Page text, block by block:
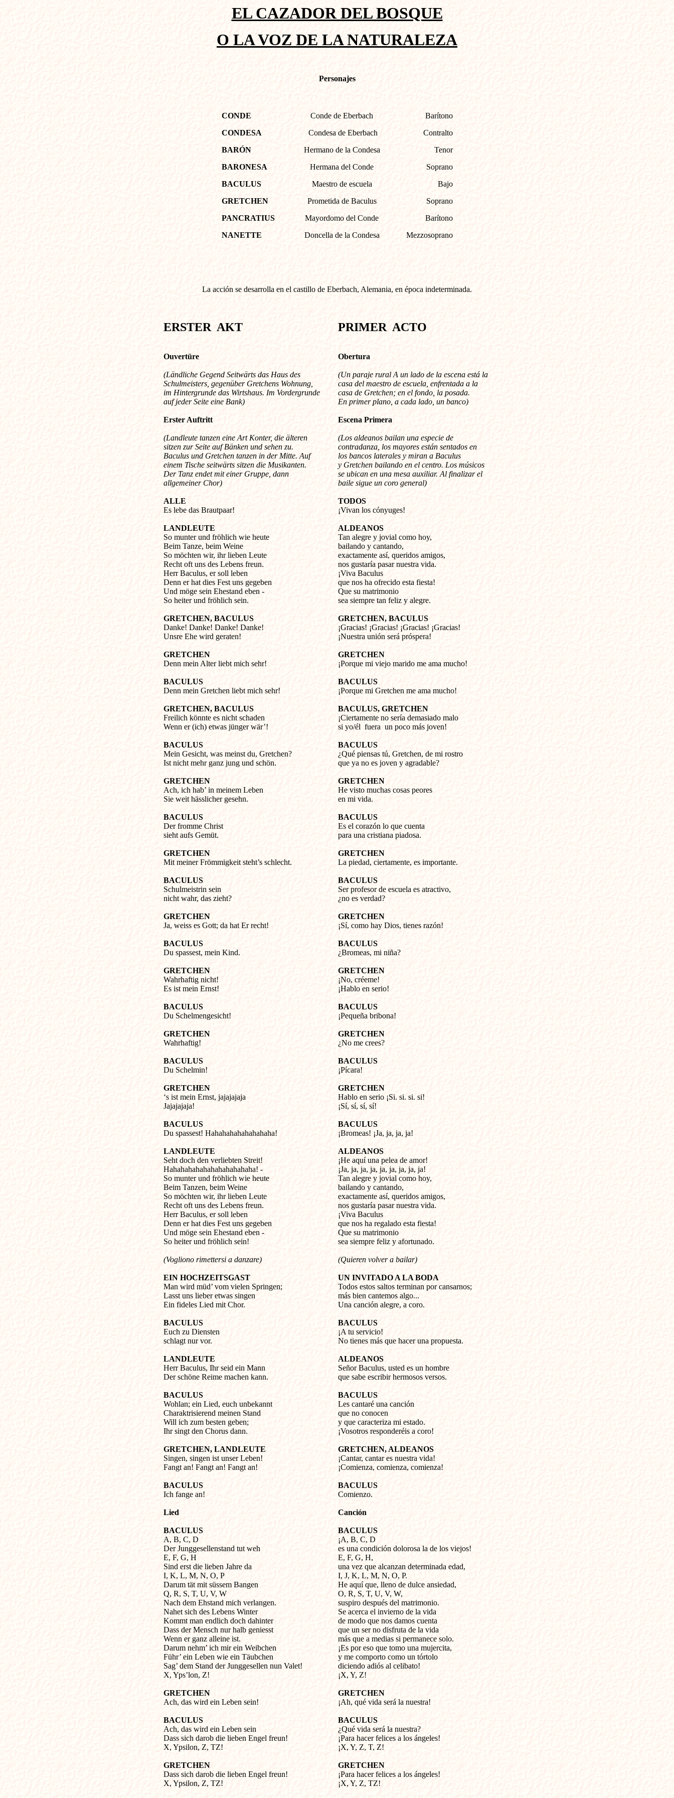
EL CAZADOR DEL BOSQUE
O LA VOZ DE LA NATURALEZA
Personajes
CONDE
CONDESA
BARÓN
BARONESA
BACULUS
GRETCHEN
PANCRATIUS
NANETTE
Conde de Eberbach
Condesa de Eberbach
Hermano de la Condesa
Hermana del Conde
Maestro de escuela
Prometida de Baculus
Mayordomo del Conde
Doncella de la Condesa
Barítono
Contralto
Tenor
Soprano
Bajo
Soprano
Barítono
Mezzosoprano
La acción se desarrolla en el castillo de Eberbach, Alemania, en época indeterminada.
ERSTER AKT
Ouvertüre
(Ländliche Gegend Seitwärts das Haus des
Schulmeisters, gegenüber Gretchens Wohnung,
im Hintergrunde das Wirtshaus. Im Vordergrunde
auf jeder Seite eine Bank)
Erster Auftritt
(Landleute tanzen eine Art Konter, die älteren
sitzen zur Seite auf Bänken und sehen zu.
Baculus und Gretchen tanzen in der Mitte. Auf
einem Tische seitwärts sitzen die Musikanten.
Der Tanz endet mit einer Gruppe, dann
allgemeiner Chor)
ALLE
Es lebe das Brautpaar!
LANDLEUTE
So munter und fröhlich wie heute
Beim Tanze, beim Weine
So möchten wir, ihr lieben Leute
Recht oft uns des Lebens freun.
Herr Baculus, er soll leben
Denn er hat dies Fest uns gegeben
Und möge sein Ehestand eben -
So heiter und fröhlich sein.
GRETCHEN, BACULUS
Danke! Danke! Danke! Danke!
Unsre Ehe wird geraten!
GRETCHEN
Denn mein Alter liebt mich sehr!
BACULUS
Denn mein Gretchen liebt mich sehr!
GRETCHEN, BACULUS
Freilich könnte es nicht schaden
Wenn er (ich) etwas jünger wär’!
BACULUS
Mein Gesicht, was meinst du, Gretchen?
Ist nicht mehr ganz jung und schön.
GRETCHEN
Ach, ich hab’ in meinem Leben
Sie weit hässlicher gesehn.
BACULUS
Der fromme Christ
sieht aufs Gemüt.
GRETCHEN
Mit meiner Frömmigkeit steht’s schlecht.
BACULUS
Schulmeistrin sein
nicht wahr, das zieht?
GRETCHEN
Ja, weiss es Gott; da hat Er recht!
BACULUS
Du spassest, mein Kind.
GRETCHEN
Wahrhaftig nicht!
Es ist mein Ernst!
BACULUS
Du Schelmengesicht!
GRETCHEN
Wahrhaftig!
BACULUS
Du Schelmin!
GRETCHEN
‘s ist mein Ernst, jajajajaja
Jajajajaja!
BACULUS
Du spassest! Hahahahahahahahaha!
LANDLEUTE
Seht doch den verliebten Streit!
Hahahahahahahahahahahaha! -
So munter und fröhlich wie heute
Beim Tanzen, beim Weine
So möchten wir, ihr lieben Leute
Recht oft uns des Lebens freun.
Herr Baculus, er soll leben
Denn er hat dies Fest uns gegeben
Und möge sein Ehestand eben -
So heiter und fröhlich sein!
(Vogliono rimettersi a danzare)
EIN HOCHZEITSGAST
Man wird müd’ vom vielen Springen;
Lasst uns lieber etwas singen
Ein fideles Lied mit Chor.
BACULUS
Euch zu Diensten
schlagt nur vor.
LANDLEUTE
Herr Baculus, Ihr seid ein Mann
Der schöne Reime machen kann.
BACULUS
Wohlan; ein Lied, euch unbekannt
Charaktrisierend meinen Stand
Will ich zum besten geben;
Ihr singt den Chorus dann.
GRETCHEN, LANDLEUTE
Singen, singen ist unser Leben!
Fangt an! Fangt an! Fangt an!
BACULUS
Ich fange an!
Lied
BACULUS
A, B, C, D
Der Junggesellenstand tut weh
E, F, G, H
Sind erst die lieben Jahre da
I, K, L, M, N, O, P
Darum tät mit süssem Bangen
Q, R, S, T, U, V, W
Nach dem Ehstand mich verlangen.
Nahet sich des Lebens Winter
Kommt man endlich doch dahinter
Dass der Mensch nur halb geniesst
Wenn er ganz alleine ist.
Darum nehm’ ich mir ein Weibchen
Führ’ ein Leben wie ein Täubchen
Sag’ dem Stand der Junggesellen nun Valet!
X, Yps’lon, Z!
GRETCHEN
Ach, das wird ein Leben sein!
BACULUS
Ach, das wird ein Leben sein
Dass sich darob die lieben Engel freun!
X, Ypsilon, Z, TZ!
GRETCHEN
Dass sich darob die lieben Engel freun!
X, Ypsilon, Z, TZ!
PRIMER ACTO
Obertura
(Un paraje rural A un lado de la escena está la
casa del maestro de escuela, enfrentada a la
casa de Gretchen; en el fondo, la posada.
En primer plano, a cada lado, un banco)
Escena Primera
(Los aldeanos bailan una especie de
contradanza, los mayores están sentados en
los bancos laterales y miran a Baculus
y Gretchen bailando en el centro. Los músicos
se ubican en una mesa auxiliar. Al finalizar el
baile sigue un coro general)
TODOS
¡Vivan los cónyuges!
ALDEANOS
Tan alegre y jovial como hoy,
bailando y cantando,
exactamente así, queridos amigos,
nos gustaría pasar nuestra vida.
¡Viva Baculus
que nos ha ofrecido esta fiesta!
Que su matrimonio
sea siempre tan feliz y alegre.
GRETCHEN, BACULUS
¡Gracias! ¡Gracias! ¡Gracias! ¡Gracias!
¡Nuestra unión será próspera!
GRETCHEN
¡Porque mi viejo marido me ama mucho!
BACULUS
¡Porque mi Gretchen me ama mucho!
BACULUS, GRETCHEN
¡Ciertamente no sería demasiado malo
si yo/él fuera un poco más joven!
BACULUS
¿Qué piensas tú, Gretchen, de mi rostro
que ya no es joven y agradable?
GRETCHEN
He visto muchas cosas peores
en mi vida.
BACULUS
Es el corazón lo que cuenta
para una cristiana piadosa.
GRETCHEN
La piedad, ciertamente, es importante.
BACULUS
Ser profesor de escuela es atractivo,
¿no es verdad?
GRETCHEN
¡Sí, como hay Dios, tienes razón!
BACULUS
¿Bromeas, mi niña?
GRETCHEN
¡No, créeme!
¡Hablo en serio!
BACULUS
¡Pequeña bribona!
GRETCHEN
¿No me crees?
BACULUS
¡Pícara!
GRETCHEN
Hablo en serio ¡Si. si. si. si!
¡Sí, sí, sí, sí!
BACULUS
¡Bromeas! ¡Ja, ja, ja, ja!
ALDEANOS
¡He aquí una pelea de amor!
¡Ja, ja, ja, ja, ja, ja, ja, ja, ja!
Tan alegre y jovial como hoy,
bailando y cantando,
exactamente así, queridos amigos,
nos gustaría pasar nuestra vida.
¡Viva Baculus
que nos ha regalado esta fiesta!
Que su matrimonio
sea siempre feliz y afortunado.
(Quieren volver a bailar)
UN INVITADO A LA BODA
Todos estos saltos terminan por cansarnos;
más bien cantemos algo...
Una canción alegre, a coro.
BACULUS
¡A tu servicio!
No tienes más que hacer una propuesta.
ALDEANOS
Señor Baculus, usted es un hombre
que sabe escribir hermosos versos.
BACULUS
Les cantaré una canción
que no conocen
y que caracteriza mi estado.
¡Vosotros responderéis a coro!
GRETCHEN, ALDEANOS
¡Cantar, cantar es nuestra vida!
¡Comienza, comienza, comienza!
BACULUS
Comienzo.
Canción
BACULUS
¡A, B, C, D
es una condición dolorosa la de los viejos!
E, F, G, H,
una vez que alcanzan determinada edad,
I, J, K, L, M, N, O, P.
He aquí que, lleno de dulce ansiedad,
O, R, S, T, U, V, W,
suspiro después del matrimonio.
Se acerca el invierno de la vida
de modo que nos damos cuenta
que un ser no disfruta de la vida
más que a medias si permanece solo.
¡Es por eso que tomo una mujercita,
y me comporto como un tórtolo
diciendo adiós al celibato!
¡X, Y, Z!
GRETCHEN
¡Ah, qué vida será la nuestra!
BACULUS
¿Qué vida será la nuestra?
¡Para hacer felices a los ángeles!
¡X, Y, Z, T, Z!
GRETCHEN
¡Para hacer felices a los ángeles!
¡X, Y, Z, TZ!